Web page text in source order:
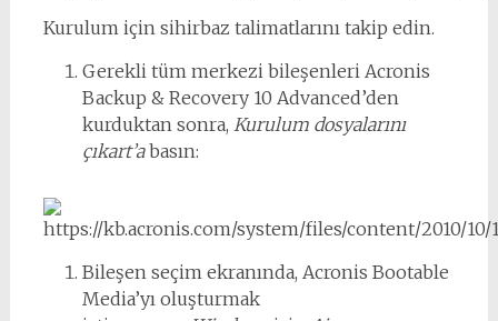
Kurulum için sihirbaz talimatlarını takip edin.
Gerekli tüm merkezi bileşenleri Acronis
Backup & Recovery 10 Advanced’den
kurduktan sonra, Kurulum dosyalarını
çıkart’abasın:
Bileşen seçim ekranında, Acronis Bootable
Media’yı oluşturmak